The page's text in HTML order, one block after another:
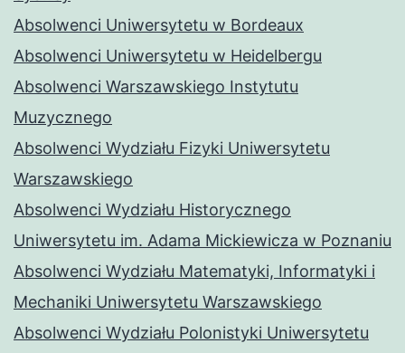
Absolwenci Uniwersytetu w Bordeaux
Absolwenci Uniwersytetu w Heidelbergu
Absolwenci Warszawskiego Instytutu
Muzycznego
Absolwenci Wydziału Fizyki Uniwersytetu
Warszawskiego
Absolwenci Wydziału Historycznego
Uniwersytetu im. Adama Mickiewicza w Poznaniu
Absolwenci Wydziału Matematyki, Informatyki i
Mechaniki Uniwersytetu Warszawskiego
Absolwenci Wydziału Polonistyki Uniwersytetu